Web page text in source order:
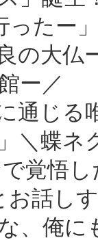
ったー
の大
ー／
通じ
＼蝶ネ
覚悟し
お話し
、俺に